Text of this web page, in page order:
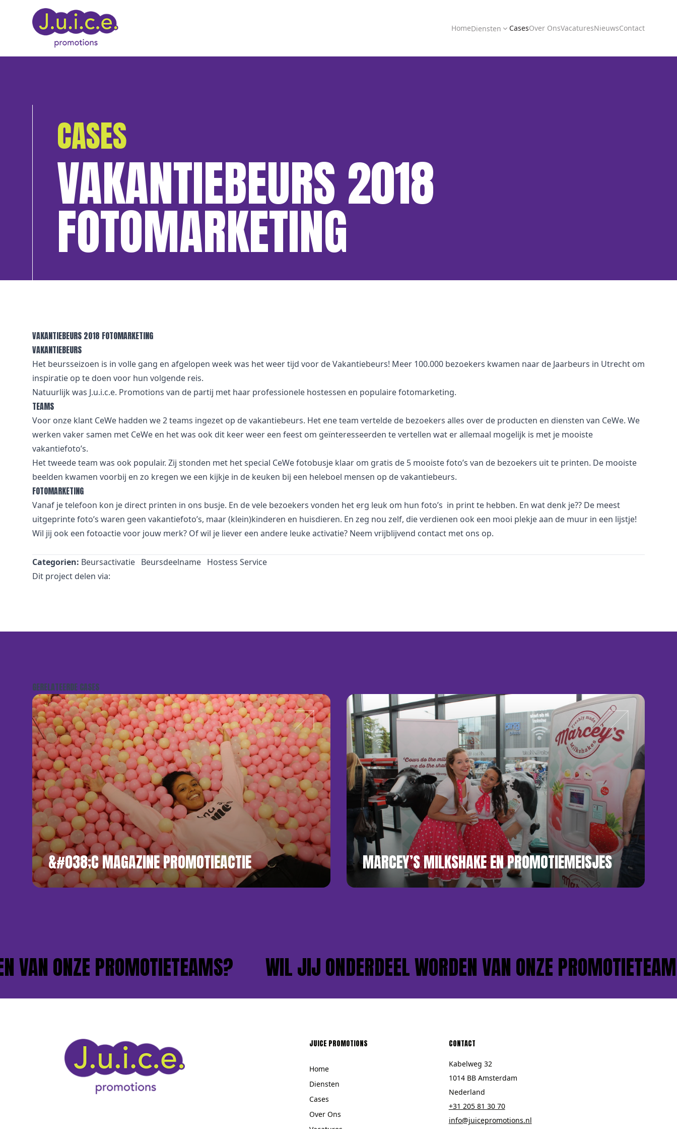
HomeDiensten CasesOver OnsVacaturesNieuwsContact
CASES
VAKANTIEBEURS 2018
FOTOMARKETING
VAKANTIEBEURS 2018 FOTOMARKETING
VAKANTIEBEURS
Het beursseizoen is in volle gang en afgelopen week was het weer tijd voor de Vakantiebeurs! Meer 100.000 bezoekers kwamen naar de Jaarbeurs in Utrecht om
inspiratie op te doen voor hun volgende reis.
Natuurlijk was J.u.i.c.e. Promotions van de partij met haar professionele hostessen en populaire fotomarketing.
TEAMS
Voor onze klant CeWe hadden we 2 teams ingezet op de vakantiebeurs. Het ene team vertelde de bezoekers alles over de producten en diensten van CeWe. We
werken vaker samen met CeWe en het was ook dit keer weer een feest om geïnteresseerden te vertellen wat er allemaal mogelijk is met je mooiste
vakantiefoto’s.
Het tweede team was ook populair. Zij stonden met het special CeWe fotobusje klaar om gratis de 5 mooiste foto’s van de bezoekers uit te printen. De mooiste
beelden kwamen voorbij en zo kregen we een kijkje in de keuken bij een heleboel mensen op de vakantiebeurs.
FOTOMARKETING
Vanaf je telefoon kon je direct printen in ons busje. En de vele bezoekers vonden het erg leuk om hun foto’s in print te hebben. En wat denk je?? De meest
uitgeprinte foto’s waren geen vakantiefoto’s, maar (klein)kinderen en huisdieren. En zeg nou zelf, die verdienen ook een mooi plekje aan de muur in een lijstje!
Wil jij ook een fotoactie voor jouw merk? Of wil je liever een andere leuke activatie? Neem vrijblijvend contact met ons op.
Categorien: Beursactivatie Beursdeelname Hostess Service
Dit project delen via:
GERELATEERDE CASES
&#038;C MAGAZINE PROMOTIEACTIE MARCEY’S MILKSHAKE EN PROMOTIEMEISJES
ONZE PROMOTIETEAMS? WIL JIJ ONDERDEEL WORDEN VAN ONZE PROMOTIETEAMS?
JUICE PROMOTIONS
Home
Diensten
Cases
Over Ons
CONTACT
Kabelweg 32
1014 BB Amsterdam
Nederland
+31 205 81 30 70
info@juicepromotions.nl